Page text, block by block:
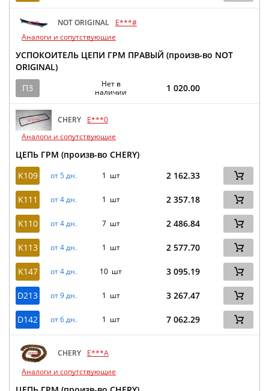
NOT ORIGINAL
E***#
Аналоги и сопутствующие
УСПОКОИТЕЛЬ ЦЕПИ ГРМ ПРАВЫЙ (произв-во NOT
ORIGINAL)
ПЗ
Нет в
наличии
1 020.00
CHERY
E***0
Аналоги и сопутствующие
ЦЕПЬ ГРМ (произв-во CHERY)
K109
от 5 дн. 1 шт 2 162.33
K111 от 4 дн. 1 шт 2 357.18
K110 от 4 дн. 7 шт 2 486.84
K113 от 4 дн. 1 шт 2 577.70
K147 от 4 дн. 10 шт 3 095.19
D213 от 9 дн. 1 шт 3 267.47
D142 от 6 дн. 1 шт 7 062.29
CHERY
E***A
Аналоги и сопутствующие